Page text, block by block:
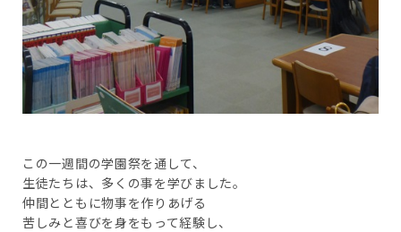
この一週間の学園祭を通して、
生徒たちは、多くの事を学びました。
仲間とともに物事を作りあげる
苦しみと喜びを身をもって経験し、